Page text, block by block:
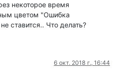
некоторое время
цветом "Ошибка
ставится.. Что делать?
6 окт. 2018 г., 16:44